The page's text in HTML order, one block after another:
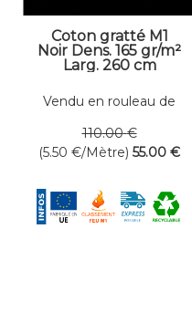
Coton gratté M1
Noir Dens. 165 gr/m²
Larg. 260 cm
Vendu en rouleau de
110.00 €
(5.50 €/Mètre) 55.00 €